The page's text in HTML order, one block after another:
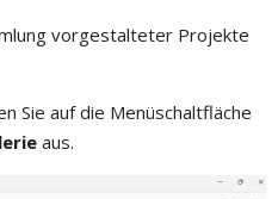
vorgestalteter Projekte
Sie auf die Menüschaltfläche
aus.